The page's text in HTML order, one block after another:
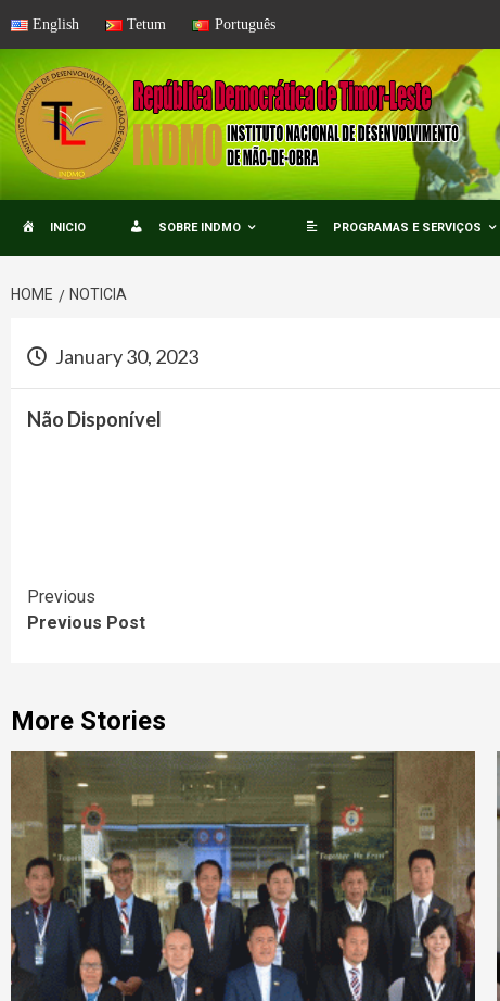
Skip
content
English Tetum Português
INICIO SOBRE INDMO PROGRAMAS E SERVIÇOS
HOME NOTICIA
January 30, 2023
Não Disponível
Continue
Reading
Previous
Previous Post
More Stories